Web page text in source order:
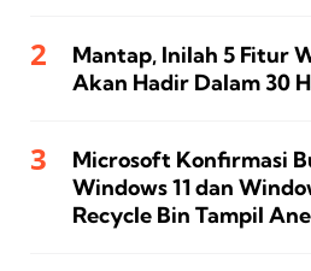
Mantap, Inilah 5 Fitur
Akan Hadir Dalam 30
Microsoft Konfirmasi
Windows 11 dan
Recycle Bin Tampil